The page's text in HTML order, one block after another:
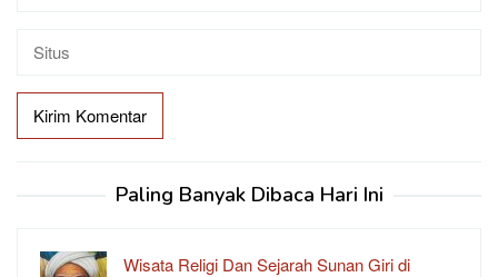
Paling Banyak Dibaca Hari Ini
Wisata Religi Dan Sejarah Sunan Giri di